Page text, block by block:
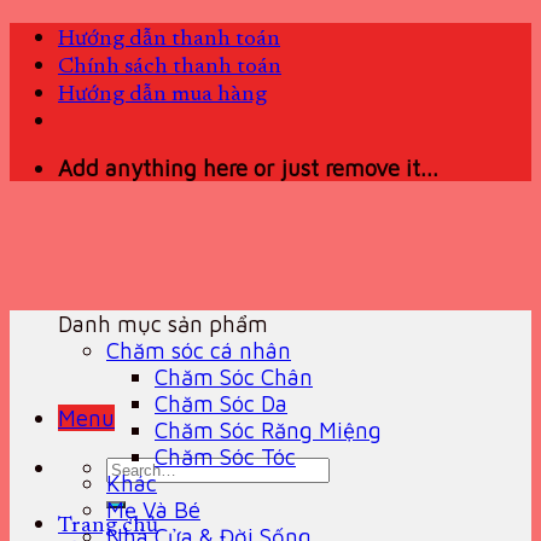
Skip
content
Hướng dẫn thanh toán
Chính sách thanh toán
Hướng dẫn mua hàng
Add anything here or just remove it...
Menu
Search
for:
Trang chủ
Danh mục sản phẩm
Chăm sóc cá nhân
Chăm Sóc Chân
Chăm Sóc Da
Chăm Sóc Răng Miệng
Chăm Sóc Tóc
Khác
Mẹ Và Bé